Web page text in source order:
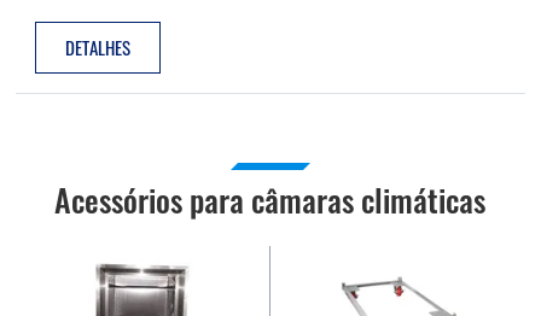
DETALHES
Acessórios para câmaras climáticas